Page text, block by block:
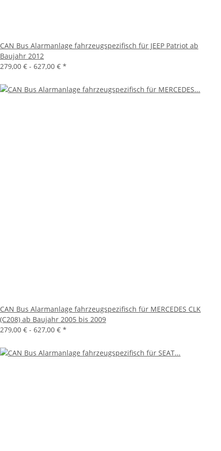
CAN Bus Alarmanlage fahrzeugspezifisch für JEEP Patriot ab
Baujahr 2012
279,00 € - 627,00 € *
CAN Bus Alarmanlage fahrzeugspezifisch für MERCEDES CLK
(C208) ab Baujahr 2005 bis 2009
279,00 € - 627,00 € *